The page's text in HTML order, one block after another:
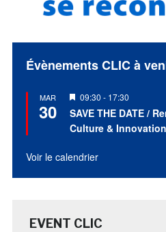
Évènements CLIC à
MAR
30
Mis
en
avant
09:30 - 17:30
SAVE THE DATE /
Culture &
Voir le calendrier
EVENT CLIC